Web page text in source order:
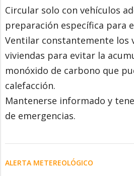
Circular solo con vehículos
preparación específica para
Ventilar constantemente los
viviendas para evitar la
monóxido de carbono que
calefacción.
Mantenerse informado y
de emergencias.
ALERTA METEREOLÓGICO